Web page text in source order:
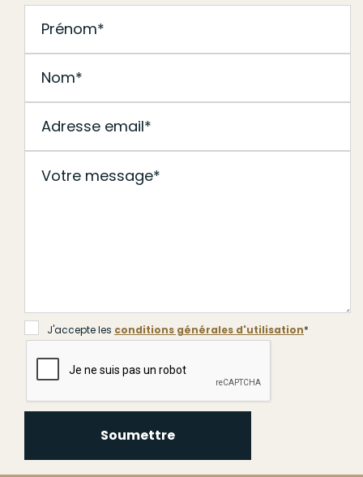
J'accepte les conditions générales d'utilisation*
Soumettre